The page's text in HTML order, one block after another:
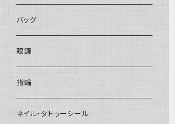
バッグ
眼鏡
指輪
ネイル・タトゥーシール